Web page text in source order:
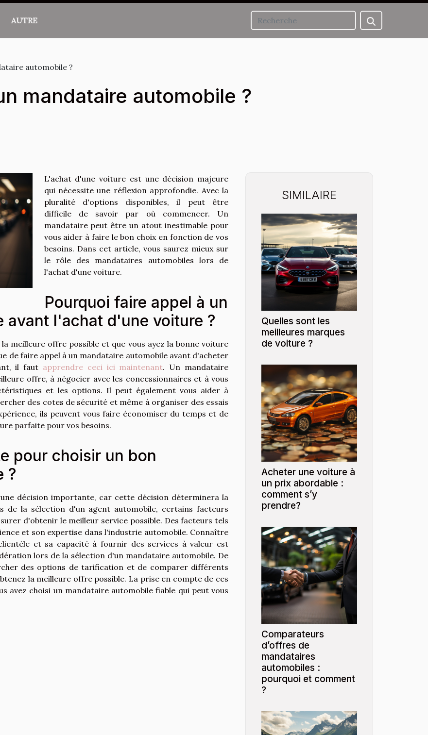
AUTRE
automobile ?
mandataire automobile ?
L'achat d'une voiture est une décision majeure
qui nécessite une réflexion approfondie. Avec la
pluralité d'options disponibles, il peut être
difficile de savoir par où commencer. Un
mandataire peut être un atout inestimable pour
vous aider à faire le bon choix en fonction de vos
besoins. Dans cet article, vous saurez mieux sur
le rôle des mandataires automobiles lors de
l'achat d'une voiture.
Pourquoi faire appel à un
avant l'achat d'une voiture ?
meilleure offre possible et que vous ayez la bonne voiture
de faire appel à un mandataire automobile avant d'acheter
il faut apprendre ceci ici maintenant. Un mandataire
offre, à négocier avec les concessionnaires et à vous
et les options. Il peut également vous aider à
des cotes de sécurité et même à organiser des essais
ils peuvent vous faire économiser du temps et de
parfaite pour vos besoins.
pour choisir un bon
?
décision importante, car cette décision déterminera la
de la sélection d'un agent automobile, certains facteurs
d'obtenir le meilleur service possible. Des facteurs tels
et son expertise dans l'industrie automobile. Connaître
et sa capacité à fournir des services à valeur est
lors de la sélection d'un mandataire automobile. De
des options de tarification et de comparer différents
la meilleure offre possible. La prise en compte de ces
avez choisi un mandataire automobile fiable qui peut vous
SIMILAIRE
Quelles sont les
meilleures marques
de voiture ?
Acheter une voiture à
un prix abordable :
comment s’y
prendre?
Comparateurs
d’offres de
mandataires
automobiles :
pourquoi et comment
?